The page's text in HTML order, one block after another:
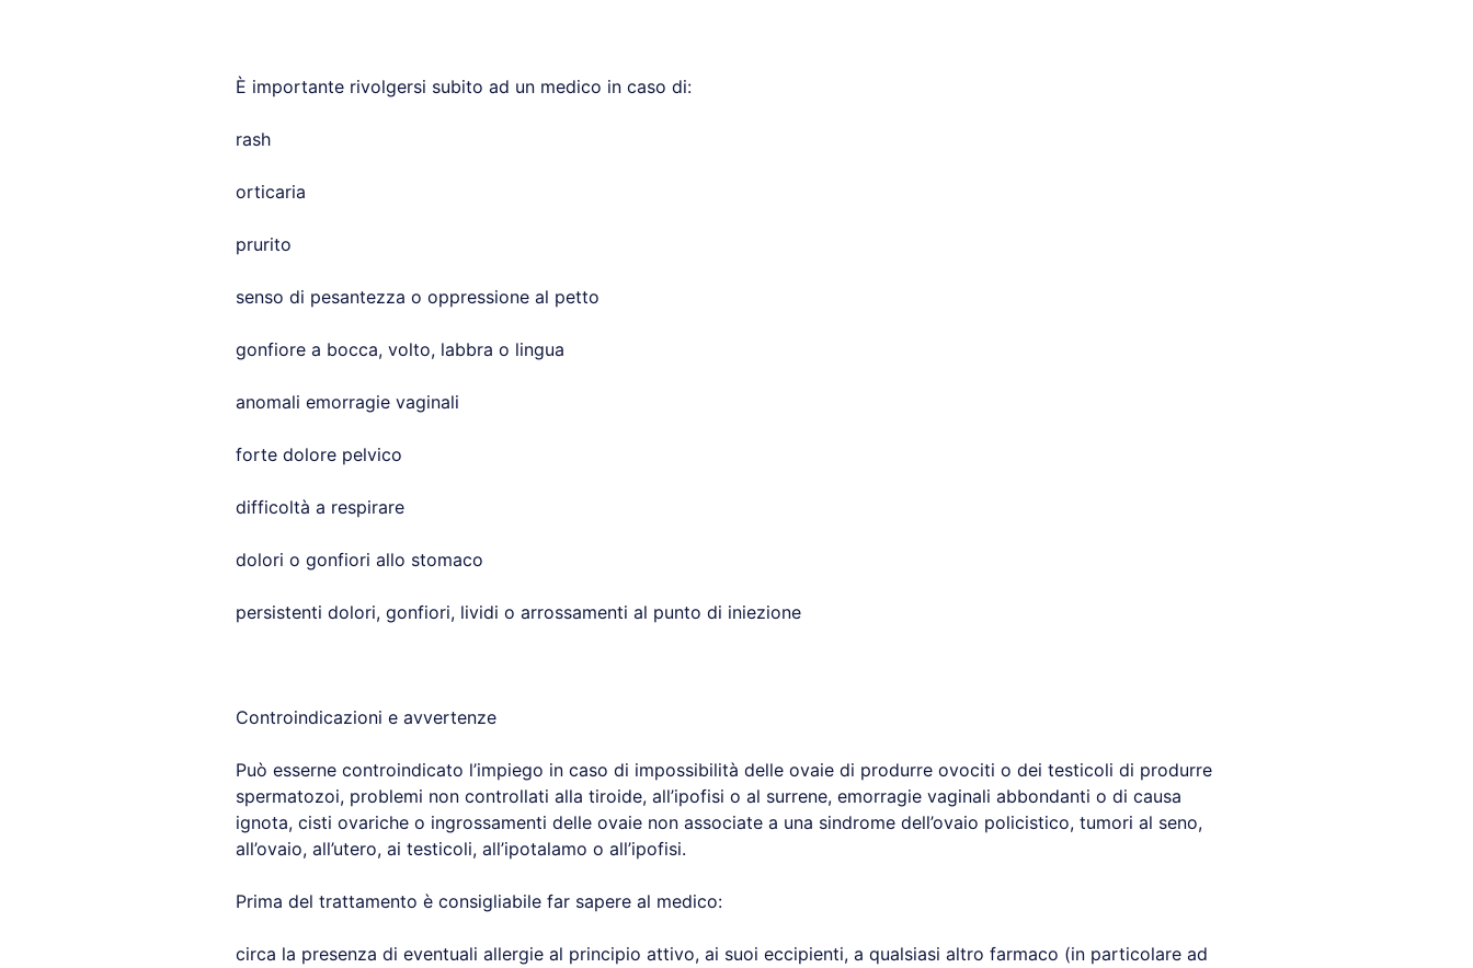
È importante rivolgersi subito ad un medico in caso di:
rash
orticaria
prurito
senso di pesantezza o oppressione al petto
gonfiore a bocca, volto, labbra o lingua
anomali emorragie vaginali
forte dolore pelvico
difficoltà a respirare
dolori o gonfiori allo stomaco
persistenti dolori, gonfiori, lividi o arrossamenti al punto di iniezione
Controindicazioni e avvertenze
Può esserne controindicato l’impiego in caso di impossibilità delle ovaie di produrre ovociti o dei testicoli di produrre
spermatozoi, problemi non controllati alla tiroide, all’ipofisi o al surrene, emorragie vaginali abbondanti o di causa
ignota, cisti ovariche o ingrossamenti delle ovaie non associate a una sindrome dell’ovaio policistico, tumori al seno,
all’ovaio, all’utero, ai testicoli, all’ipotalamo o all’ipofisi.
Prima del trattamento è consigliabile far sapere al medico:
circa la presenza di eventuali allergie al principio attivo, ai suoi eccipienti, a qualsiasi altro farmaco (in particolare ad